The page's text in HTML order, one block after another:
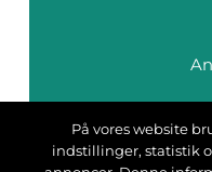
På vores website
indstillinger, statistik